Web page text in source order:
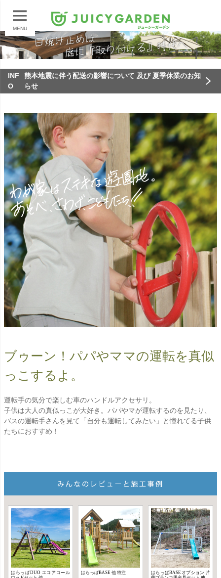
MENU
INF
O
熊本地震に伴う配送の影響について 及び 夏季休業のお知
らせ
ブゥーン！パパやママの運転を真似
っこするよ。
運転手の気分で楽しむ車のハンドルアクセサリ。
子供は大人の真似っこが大好き。パパやマが運転するのを見たり、
バスの運転手さんを見て「自分も運転してみたい」と憧れてる子供
たちにおすすめ！